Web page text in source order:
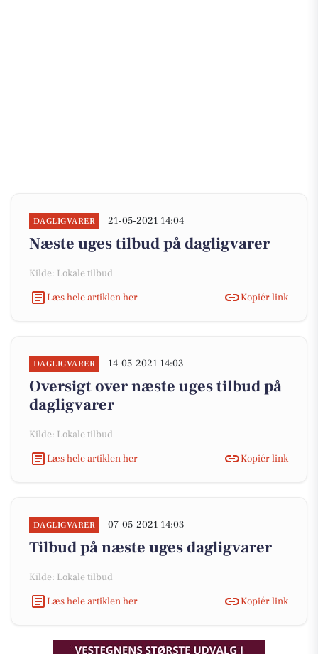
DAGLIGVARER 21-05-2021 14:04
Næste uges tilbud på dagligvarer
Kilde: Lokale tilbud
Læs hele artiklen her
Kopiér link
DAGLIGVARER 14-05-2021 14:03
Oversigt over næste uges tilbud på
dagligvarer
Kilde: Lokale tilbud
Læs hele artiklen her
Kopiér link
DAGLIGVARER 07-05-2021 14:03
Tilbud på næste uges dagligvarer
Kilde: Lokale tilbud
Læs hele artiklen her
Kopiér link